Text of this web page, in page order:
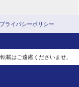
プライバシーポリシー
載はご遠慮くださいませ。